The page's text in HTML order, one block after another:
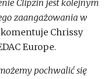
Clipzin jest kolejnym
zaangażowania w
Chrissy
Europe.
pochwalić się